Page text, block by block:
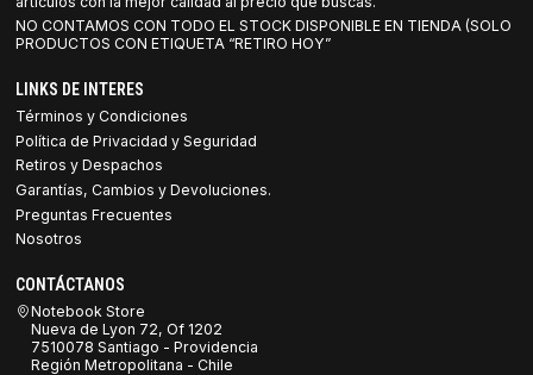
NO CONTAMOS CON TODO EL STOCK DISPONIBLE EN TIENDA (SOLO
PRODUCTOS CON ETIQUETA “RETIRO HOY”
LINKS DE INTERES
Términos y Condiciones
Política de Privacidad y Seguridad
Retiros y Despachos
Garantías, Cambios y Devoluciones.
Preguntas Frecuentes
Nosotros
CONTÁCTANOS
Notebook Store
Nueva de Lyon 72, Of 1202
7510078 Santiago - Providencia
Región Metropolitana - Chile